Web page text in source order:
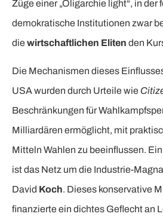
Züge einer „Oligarchie light“, in der
demokratische Institutionen zwar
diewirtschaftlichen Eliten den
Die Mechanismen dieses
USA wurden durch Urteile wie
Beschränkungen für
Milliardären ermöglicht, mit
Mitteln Wahlen zu beeinflussen.
ist das Netz um die Industrie-
David Koch. Dieses konservative
finanzierte ein dichtes Geflecht an